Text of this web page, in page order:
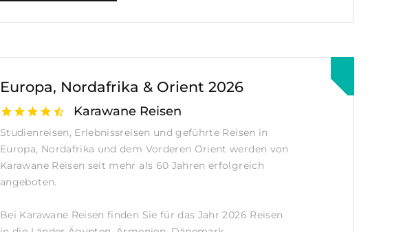
Europa, Nordafrika & Orient 2026
Karawane Reisen
Studienreisen, Erlebnissreisen und geführte Reisen in
Europa, Nordafrika und dem Vorderen Orient werden von
Karawane Reisen seit mehr als 60 Jahren erfolgreich
angeboten.
Bei Karawane Reisen finden Sie für das Jahr 2026 Reisen